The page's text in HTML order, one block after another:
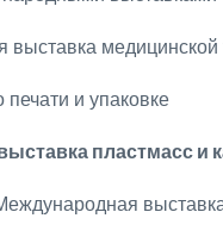
выставка медицинской
и упаковке
пластмасс и